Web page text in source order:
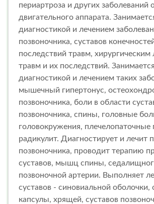
периартроза и других заболеваний
двигательного аппарата.
диагностикой и лечением
позвоночника, суставов
последствий травм, хирургическим
травм и их последствий. Занимается
диагностикой и лечением таких
мышечный гипертонус,
позвоночника, боли в области
позвоночника, спины, головные
головокружения, плечелопаточные
радикулит. Диагностирует и лечит
позвоночника, проводит терапию
суставов, мышц спины,
позвоночной артерии. Выполняет
суставов - синовиальной оболочки,
капсулы, хрящей, суставов